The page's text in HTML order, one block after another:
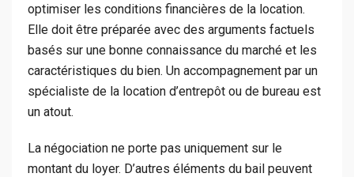
optimiser les conditions financières de la location.
Elle doit être préparée avec des arguments factuels
basés sur une bonne connaissance du marché et les
caractéristiques du bien. Un accompagnement par un
spécialiste de la location d’entrepôt ou de bureau est
un atout.
La négociation ne porte pas uniquement sur le
montant du loyer. D’autres éléments du bail peuvent